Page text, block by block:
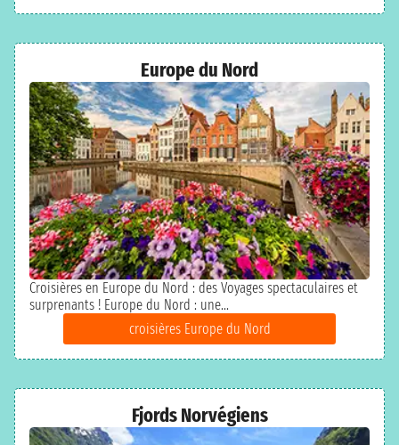
Europe du Nord
Croisières en Europe du Nord : des Voyages spectaculaires et
surprenants ! Europe du Nord : une...
croisières Europe du Nord
Fjords Norvégiens